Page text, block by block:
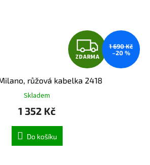
Z
D
A
ZDARMA
1 690 Kč
–20 %
růžová kabelka 2418
Skladem
1 352 Kč
Do košíku